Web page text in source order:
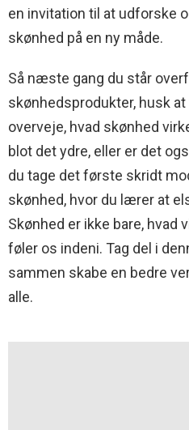
en invitation til at udforske
skønhed på en ny måde.
Så næste gang du står
skønhedsprodukter, husk
overveje, hvad skønhed
blot det ydre, eller er det
du tage det første skridt
skønhed, hvor du lærer at
Skønhed er ikke bare, hvad
føler os indeni. Tag del i
sammen skabe en bedre
alle.